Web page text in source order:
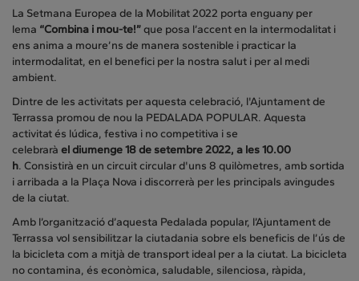
La Setmana Europea de la Mobilitat 2022 porta enguany per
lema “Combina i mou-te!”que posa l’accent en la intermodalitat i
ens anima a moure’ns de manera sostenible i practicar la
intermodalitat, en el benefici per la nostra salut i per al medi
ambient.
Dintre de les activitats per aquesta celebració, l'Ajuntament de
Terrassa promou de nou la PEDALADA POPULAR. Aquesta
activitat és lúdica, festiva i no competitiva i se
celebrarà el diumenge 18 de setembre 2022, a les 10.00
h. Consistirà en un circuit circular d'uns 8 quilòmetres, amb sortida
i arribada a la Plaça Nova i discorrerà per les principals avingudes
de la ciutat.
Amb l’organització d’aquesta Pedalada popular, l’Ajuntament de
Terrassa vol sensibilitzar la ciutadania sobre els beneficis de l’ús de
la bicicleta com a mitjà de transport ideal per a la ciutat. La bicicleta
no contamina, és econòmica, saludable, silenciosa, ràpida,